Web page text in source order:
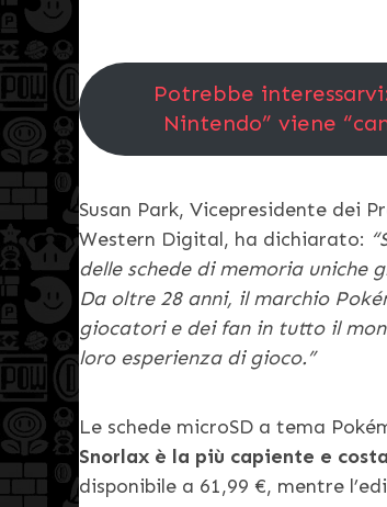
Potrebbe
Nintendo” viene
Susan Park, Vicepresidente dei
Western Digital, ha dichiarato:
delle schede di memoria uniche
Da oltre 28 anni, il marchio
giocatori e dei fan in tutto il
loro esperienza di gioco.”
Le schede microSD a tema
Snorlax è la più capiente e
disponibile a 61,99 €, mentre